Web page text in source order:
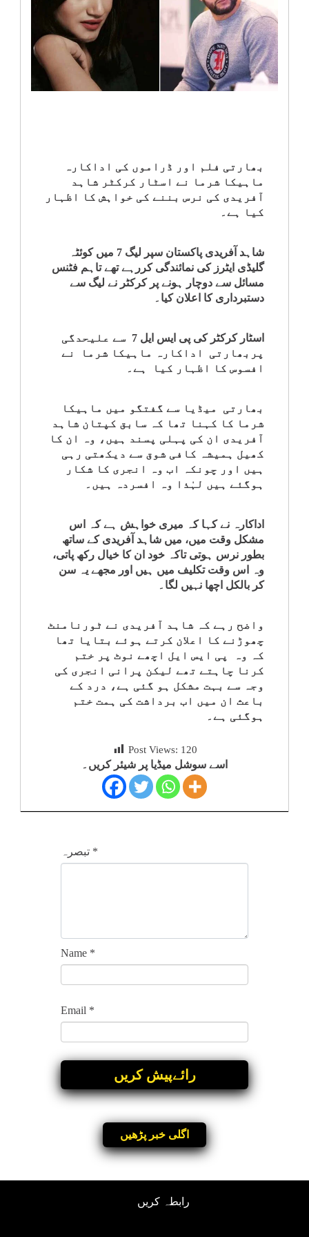
انٹرٹینمنٹ
صحت
‎کرائم
سیاست
سپلیمنٹس
بھارتی فلم اور ڈراموں کی اداکارہ
ماہیکا شرما نے اسٹار کرکٹر شاہد
آفریدی کی نرس بننے کی خواہش کا اظہار
کیا ہے۔
شاہد آفریدی پاکستان سپر لیگ 7 میں کوئٹہ
گلیڈی ایٹرز کی نمائندگی کررہے تھے تاہم فٹنس
مسائل سے دوچار ہونے پر کرکٹر نے لیگ سے
دستبرداری کا اعلان کیا۔
اسٹار کرکٹر کی پی ایس ایل 7 سے علیحدگی
پربھارتی اداکارہ ماہیکا شرما نے
افسوس کا اظہار کیا ہے۔
بھارتی میڈیا سے گفتگو میں ماہیکا
شرما کا کہنا تھا کہ سابق کپتان شاہد
آفریدی ان کی پہلی پسند ہیں، وہ ان کا
کھیل ہمیشہ کافی شوق سے دیکھتی رہی
ہیں اور چونکہ اب وہ انجری کا شکار
ہوگئے ہیں لہٰذا وہ افسردہ ہیں۔
اداکارہ نے کہا کہ میری خواہش ہے کہ اس
مشکل وقت میں، میں شاہد آفریدی کے ساتھ
بطور نرس ہوتی تاکہ خود ان کا خیال رکھ پاتی،
وہ اس وقت تکلیف میں ہیں اور مجھے یہ سن
کر بالکل اچھا نہیں لگا۔
واضح رہے کہ شاہد آفریدی نے ٹورنامنٹ
چھوڑنے کا اعلان کرتے ہوئے بتایا تھا
کہ وہ پی ایس ایل اچھے نوٹ پر ختم
کرنا چاہتے تھے لیکن پرانی انجری کی
وجہ سے بہت مشکل ہو گئی ہے، درد کے
باعث ان میں اب برداشت کی ہمت ختم
ہوگئی ہے۔
Post Views: 120
اسے سوشل میڈیا پر شیئر کریں۔
تبصرہ *
Name *
Email *
اگلی خبر پڑھیں
رابطہ کریں